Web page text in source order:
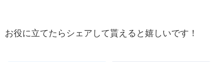
お役に立てたらシェアして貰えると嬉しいです！